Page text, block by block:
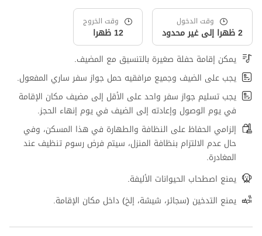
وقت الدخول
2 ظهرا إلى غير محدود
وقت الخروج
12 ظهرا
يمكن إقامة حفلة صغيرة بالتنسيق مع المضيف.
يجب على الضيف وجميع مرافقيه حمل جواز سفر ساري المفعول.
يجب تسليم جواز سفر واحد على الأقل إلى مضيف مكان الإقامة
في يوم الوصول وإعادته إلى الضيف في يوم إنهاء الحجز.
إلزامي الحفاظ على النظافة والطهارة في هذا المسكن، وفي
حال عدم الالتزام بنظافة المنزل، سيتم فرض رسوم تنظيف عند
المغادرة.
يمنع اصطحاب الحيوانات الأليفة.
يمنع التدخين (سجائر، شيشة، إلخ) داخل مكان الإقامة.